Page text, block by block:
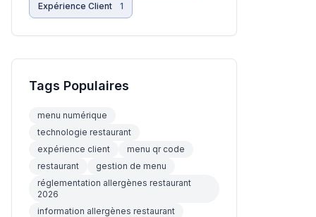
Expérience Client 1
Tags Populaires
menu numérique
technologie restaurant
expérience client
menu qr code
restaurant
gestion de menu
réglementation allergènes restaurant
2026
information allergènes restaurant